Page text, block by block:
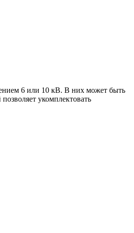
6 или 10 кВ. В них может быть
укомплектовать